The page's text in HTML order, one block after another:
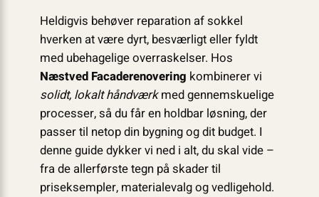
Heldigvis behøver reparation af sokkel
hverken at være dyrt, besværligt eller fyldt
med ubehagelige overraskelser. Hos
Næstved Facaderenovering kombinerer vi
solidt, lokalt håndværkmed gennemskuelige
processer, så du får en holdbar løsning, der
passer til netop din bygning og dit budget. I
denne guide dykker vi ned i alt, du skal vide –
fra de allerførste tegn på skader til
priseksempler, materialevalg og vedligehold.